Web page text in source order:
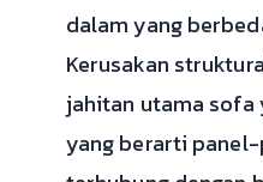
dalam yang
Kerusakan
jahitan utama sofa
yang berarti